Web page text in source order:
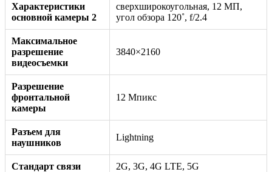
Характеристики
основной камеры 2
сверхширокоугольная, 12 МП,
угол обзора 120˚, f/2.4
Максимальное
разрешение
видеосъемки
3840×2160
Разрешение
фронтальной
камеры
12 Мпикс
Разъем для
наушников
Lightning
Стандарт связи 2G, 3G, 4G LTE, 5G